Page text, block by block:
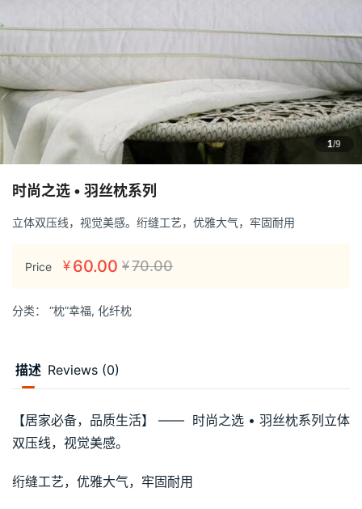
1/9
时尚之选 • 羽丝枕系列
立体双压线，视觉美感。绗缝工艺，优雅大气，牢固耐用
Price ¥ 60.00 ¥70.00
分类： “枕”幸福, 化纤枕
描述 Reviews (0)
【居家必备，品质生活】 ——  时尚之选 • 羽丝枕系列立体
双压线，视觉美感。
绗缝工艺，优雅大气，牢固耐用